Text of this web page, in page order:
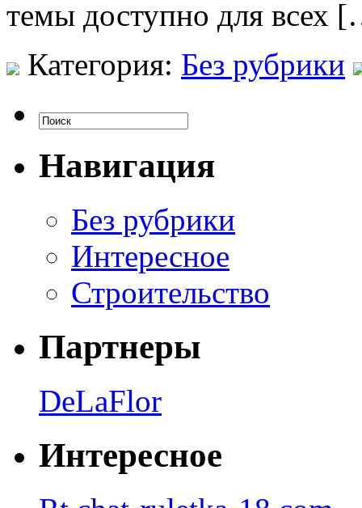
темы доступно для всех
Категория: Без рубрики
Навигация
Без рубрики
Интересное
Строительство
Партнеры
DeLaFlor
Интересное